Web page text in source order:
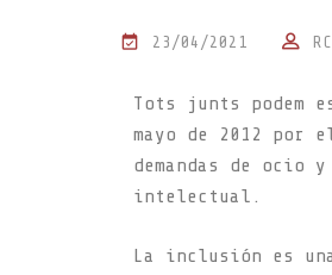
23/04/2021
Tots junts podem
mayo de 2012 por
demandas de ocio
intelectual.
La inclusión es